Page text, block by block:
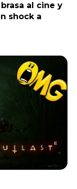
al cine y
shock a